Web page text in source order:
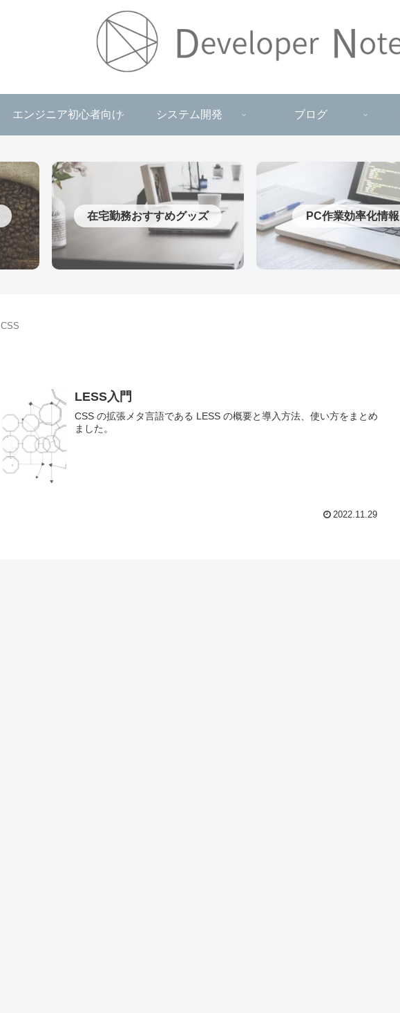
エンジニア初心者向け システム開発 ブログ
在宅勤務おすすめグッズ PC作業効率化情報
CSS
LESS入門
CSS の拡張メタ言語である LESS の概要と導入方法、使い方をまとめ
ました。
2022.11.29